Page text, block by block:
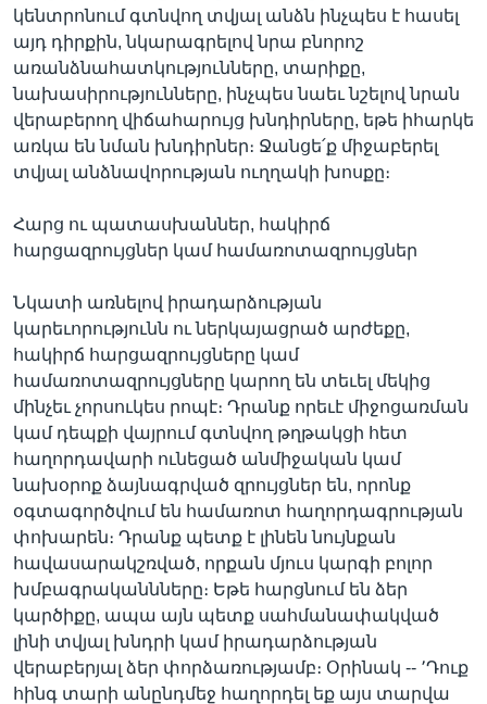
կենտրոնում գտնվող տվյալ անձն ինչպես է հասել
այդ դիրքին, նկարագրելով նրա բնորոշ
առանձնահատկությունները, տարիքը,
նախասիրությունները, ինչպես նաեւ նշելով նրան
վերաբերող վիճահարույց խնդիրները, եթե իհարկե
առկա են նման խնդիրներ։ Ջանցե՛ք միջաբերել
տվյալ անձնավորության ուղղակի խոսքը։
Հարց ու պատասխաններ, հակիրճ
հարցազրույցներ կամ համառոտազրույցներ
Նկատի առնելով իրադարձության
կարեւորությունն ու ներկայացրած արժեքը,
հակիրճ հարցազրույցները կամ
համառոտազրույցները կարող են տեւել մեկից
մինչեւ չորսուկես րոպէ։ Դրանք որեւէ միջոցառման
կամ դեպքի վայրում գտնվող թղթակցի հետ
հաղորդավարի ունեցած անմիջական կամ
նախօրոք ձայնագրված զրույցներ են, որոնք
օգտագործվում են համառոտ հաղորդագրության
փոխարեն։ Դրանք պետք է լինեն նույնքան
հավասարակշռված, որքան մյուս կարգի բոլոր
խմբագրականնները։ Եթե հարցնում են ձեր
կարծիքը, ապա այն պետք սահմանափակված
լինի տվյալ խնդրի կամ իրադարձության
վերաբերյալ ձեր փորձառությամբ։ Օրինակ -- ՚Դուք
հինգ տարի անընդմեջ հաղորդել եք այս տարվա